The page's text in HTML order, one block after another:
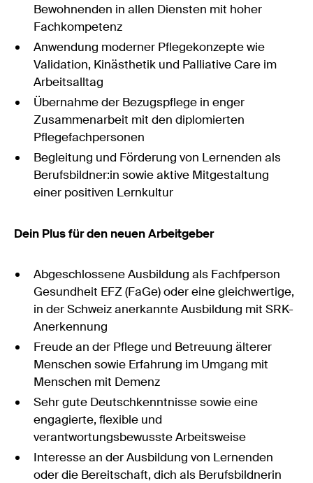
Bewohnenden in allen Diensten mit hoher
Fachkompetenz
Anwendung moderner Pflegekonzepte wie
Validation, Kinästhetik und Palliative Care im
Arbeitsalltag
Übernahme der Bezugspflege in enger
Zusammenarbeit mit den diplomierten
Pflegefachpersonen
Begleitung und Förderung von Lernenden als
Berufsbildner:in sowie aktive Mitgestaltung
einer positiven Lernkultur
Dein Plus für den neuen Arbeitgeber
Abgeschlossene Ausbildung als Fachfperson
Gesundheit EFZ (FaGe) oder eine gleichwertige,
in der Schweiz anerkannte Ausbildung mit SRK-
Anerkennung
Freude an der Pflege und Betreuung älterer
Menschen sowie Erfahrung im Umgang mit
Menschen mit Demenz
Sehr gute Deutschkenntnisse sowie eine
engagierte, flexible und
verantwortungsbewusste Arbeitsweise
Interesse an der Ausbildung von Lernenden
oder die Bereitschaft, dich als Berufsbildnerin